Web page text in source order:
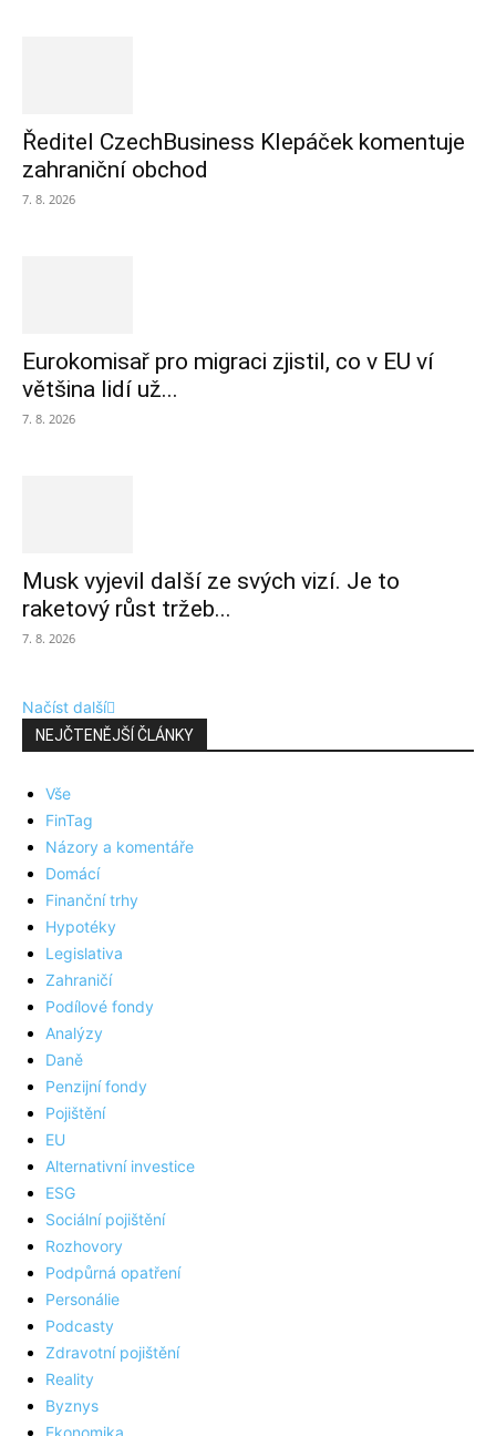
Ředitel CzechBusiness Klepáček komentuje
zahraniční obchod
7. 8. 2026
Eurokomisař pro migraci zjistil, co v EU ví
většina lidí už...
7. 8. 2026
Musk vyjevil další ze svých vizí. Je to
raketový růst tržeb...
7. 8. 2026
Načíst další
NEJČTENĚJŠÍ ČLÁNKY
Vše
FinTag
Názory a komentáře
Domácí
Finanční trhy
Hypotéky
Legislativa
Zahraničí
Podílové fondy
Analýzy
Daně
Penzijní fondy
Pojištění
EU
Alternativní investice
ESG
Sociální pojištění
Rozhovory
Podpůrná opatření
Personálie
Podcasty
Zdravotní pojištění
Reality
Byznys